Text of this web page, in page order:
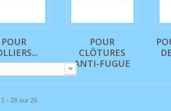
POUR
POUR
CLÔTURES
ANTI-FUGUE
- 26 sur 26.